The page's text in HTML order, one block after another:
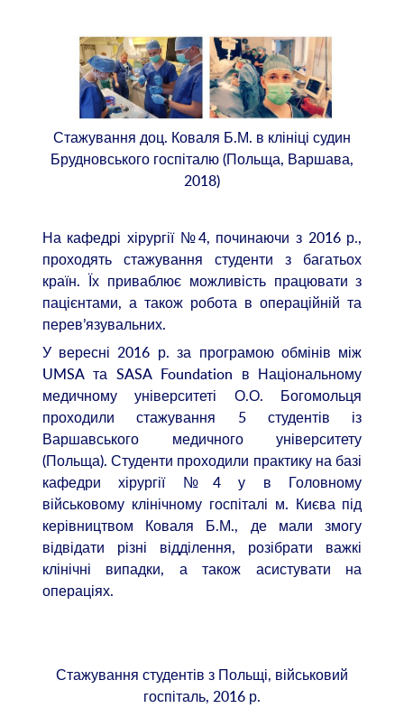
Стажування доц. Коваля Б.М. в клініці судин
Брудновського госпіталю (Польща, Варшава,
2018)
На кафедрі хірургії №4, починаючи з 2016 р.,
проходять стажування студенти з багатьох
країн. Їх приваблює можливість працювати з
пацієнтами, а також робота в операційній та
перев’язувальних.
У вересні 2016 р. за програмою обмінів між
UMSA та SASA Foundation в Національному
медичному університеті О.О. Богомольця
проходили стажування 5 студентів із
Варшавського медичного університету
(Польща). Студенти проходили практику на базі
кафедри хірургії №4 у в Головному
військовому клінічному госпіталі м. Києва під
керівництвом Коваля Б.М., де мали змогу
відвідати різні відділення, розібрати важкі
клінічні випадки, а також асистувати на
операціях.
Стажування студентів з Польщі, військовий
госпіталь, 2016 р.